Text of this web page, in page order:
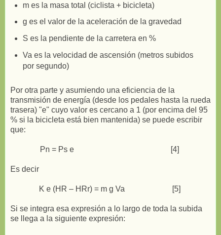
m es la masa total (ciclista + bicicleta)
g es el valor de la aceleración de la gravedad
S es la pendiente de la carretera en %
Va es la velocidad de ascensión (metros subidos
por segundo)
Por otra parte y asumiendo una eficiencia de la
transmisión de energía (desde los pedales hasta la rueda
trasera) "e" cuyo valor es cercano a 1 (por encima del 95
% si la bicicleta está bien mantenida) se puede escribir
que:
Pn = Ps e [4]
Es decir
K e (HR – HRr) = m g Va [5]
Si se integra esa expresión a lo largo de toda la subida
se llega a la siguiente expresión: